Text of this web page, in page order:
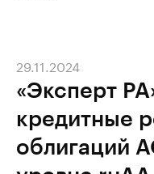
«Эксперт
кредитные
облигаций
29.11.2024